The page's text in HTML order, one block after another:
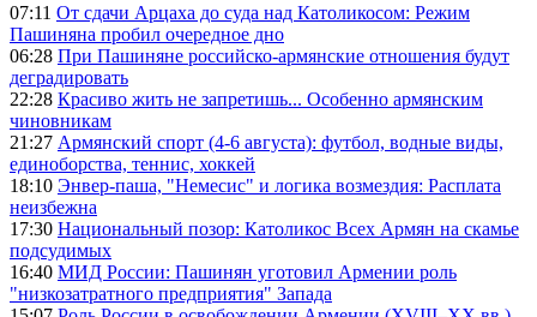
07:11 От сдачи Арцаха до суда над Католикосом: Режим
Пашиняна пробил очередное дно
06:28 При Пашиняне российско-армянские отношения будут
деградировать
22:28 Красиво жить не запретишь... Особенно армянским
чиновникам
21:27 Армянский спорт (4-6 августа): футбол, водные виды,
единоборства, теннис, хоккей
18:10 Энвер-паша, "Немесис" и логика возмездия: Расплата
неизбежна
17:30 Национальный позор: Католикос Всех Армян на скамье
подсудимых
16:40 МИД России: Пашинян уготовил Армении роль
"низкозатратного предприятия" Запада